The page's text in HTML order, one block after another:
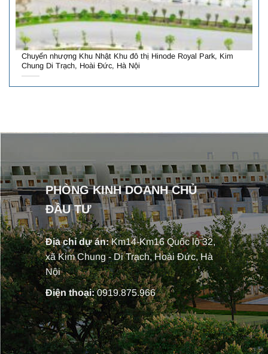
Chuyển nhượng Khu Nhật Khu đô thị Hinode Royal Park, Kim
Chung Di Trạch, Hoài Đức, Hà Nội
PHÒNG KINH DOANH CHỦ
ĐẦU TƯ
Địa chỉ dự án:Km14-Km16 Quốc lộ 32,
xã Kim Chung - Di Trạch, Hoài Đức, Hà
Nội
Điện thoại:0919.875.966